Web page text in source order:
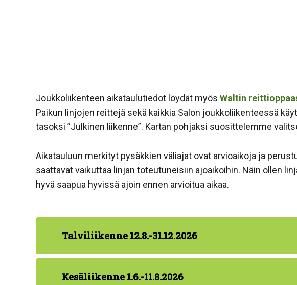
Joukkoliikenteen aikataulutiedot löydät myös Waltin
Paikun linjojen reittejä sekä kaikkia Salon joukkoliikenteessä
tasoksi ”Julkinen liikenne”. Kartan pohjaksi suosittelemme
Aikatauluun merkityt pysäkkien väliajat ovat arvioaikoja ja
saattavat vaikuttaa linjan toteutuneisiin ajoaikoihin. Näin ollen
hyvä saapua hyvissä ajoin ennen arvioitua aikaa.
Talviliikenne 12.8.-31.12.2026
Kesäliikenne 1.6.-11.8.2026